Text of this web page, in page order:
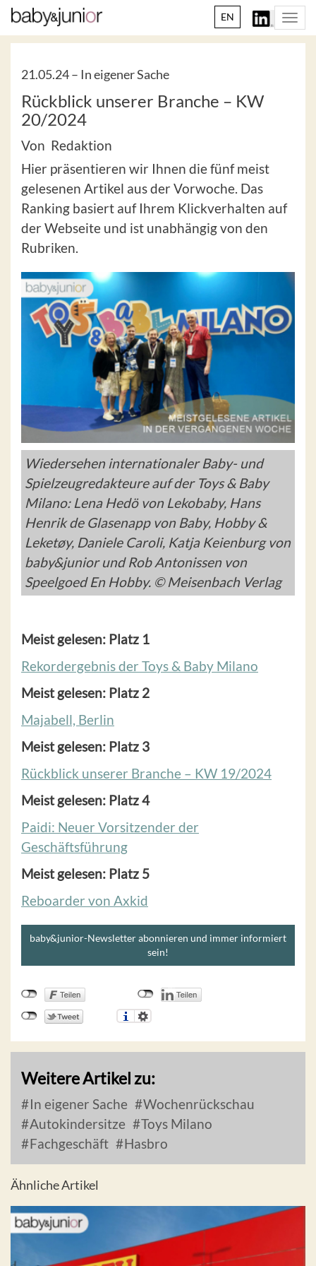
EN
21.05.24 – In eigener Sache
Rückblick unserer Branche – KW
20/2024
Von Redaktion
Hier präsentieren wir Ihnen die fünf meist
gelesenen Artikel aus der Vorwoche. Das
Ranking basiert auf Ihrem Klickverhalten auf
der Webseite und ist unabhängig von den
Rubriken.
Wiedersehen internationaler Baby- und
Spielzeugredakteure auf der Toys & Baby
Milano: Lena Hedö von Lekobaby, Hans
Henrik de Glasenapp von Baby, Hobby &
Leketøy, Daniele Caroli, Katja Keienburg von
baby&junior und Rob Antonissen von
Speelgoed En Hobby. © Meisenbach Verlag
Meist gelesen: Platz 1
Rekordergebnis der Toys & Baby Milano
Meist gelesen: Platz 2
Majabell, Berlin
Meist gelesen: Platz 3
Rückblick unserer Branche – KW 19/2024
Meist gelesen: Platz 4
Paidi: Neuer Vorsitzender der
Geschäftsführung
Meist gelesen: Platz 5
Reboarder von Axkid
baby&junior-Newsletter abonnieren und immer informiert
sein!
Weitere Artikel zu:
In eigener Sache
Wochenrückschau
Autokindersitze
Toys Milano
Fachgeschäft
Hasbro
Ähnliche Artikel